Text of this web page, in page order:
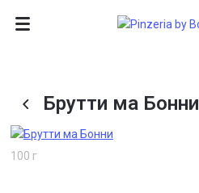
Брутти ма Бонни
100 г